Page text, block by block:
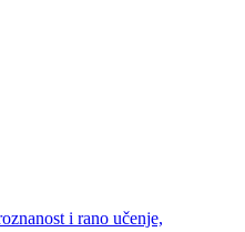
i rano učenje,